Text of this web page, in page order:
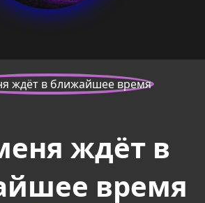
ждёт в
время